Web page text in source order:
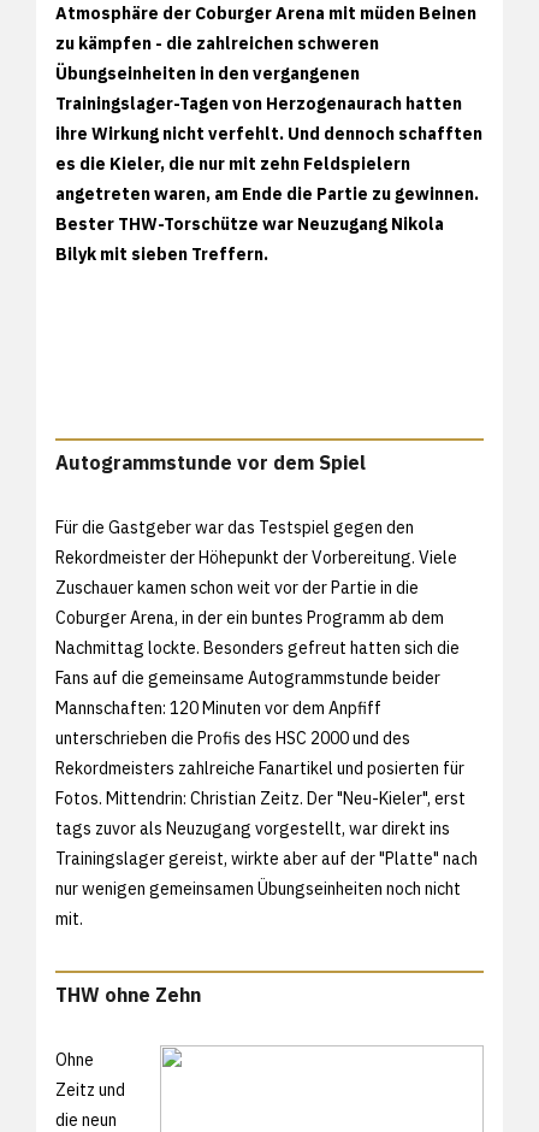
Atmosphäre der Coburger Arena mit müden Beinen
zu kämpfen - die zahlreichen schweren
Übungseinheiten in den vergangenen
Trainingslager-Tagen von Herzogenaurach hatten
ihre Wirkung nicht verfehlt. Und dennoch schafften
es die Kieler, die nur mit zehn Feldspielern
angetreten waren, am Ende die Partie zu gewinnen.
Bester THW-Torschütze war Neuzugang Nikola
Bilyk mit sieben Treffern.
Autogrammstunde vor dem Spiel
Für die Gastgeber war das Testspiel gegen den
Rekordmeister der Höhepunkt der Vorbereitung. Viele
Zuschauer kamen schon weit vor der Partie in die
Coburger Arena, in der ein buntes Programm ab dem
Nachmittag lockte. Besonders gefreut hatten sich die
Fans auf die gemeinsame Autogrammstunde beider
Mannschaften: 120 Minuten vor dem Anpfiff
unterschrieben die Profis des HSC 2000 und des
Rekordmeisters zahlreiche Fanartikel und posierten für
Fotos. Mittendrin: Christian Zeitz. Der "Neu-Kieler", erst
tags zuvor als Neuzugang vorgestellt, war direkt ins
Trainingslager gereist, wirkte aber auf der "Platte" nach
nur wenigen gemeinsamen Übungseinheiten noch nicht
mit.
THW ohne Zehn
Ohne
Zeitz und
die neun